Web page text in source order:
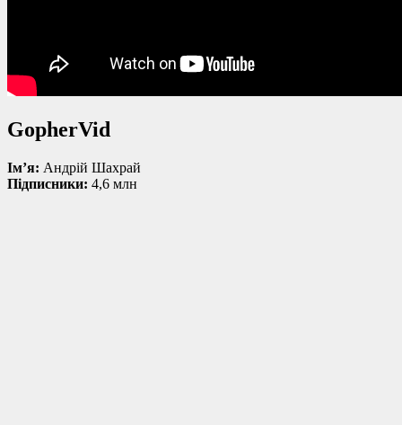
GopherVid
Ім’я: Андрій Шахрай
Підписники: 4,6 млн